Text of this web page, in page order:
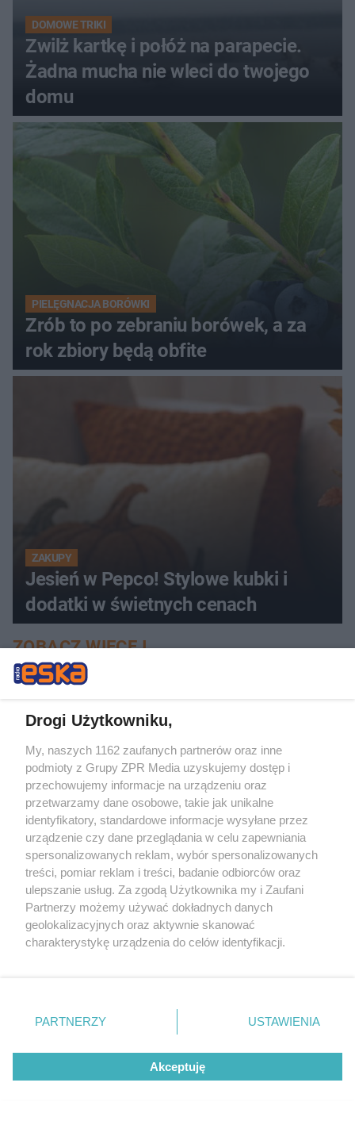
DOMOWE TRIKI
Zwilż kartkę i połóż na parapecie.
Żadna mucha nie wleci do twojego
domu
PIELĘGNACJA BORÓWKI
Zrób to po zebraniu borówek, a za
rok zbiory będą obfite
ZAKUPY
Jesień w Pepco! Stylowe kubki i
dodatki w świetnych cenach
ZOBACZ WIĘCEJ
Drogi Użytkowniku,
My, naszych 1162 zaufanych partnerów oraz inne
podmioty z Grupy ZPR Media uzyskujemy dostęp i
przechowujemy informacje na urządzeniu oraz
przetwarzamy dane osobowe, takie jak unikalne
identyfikatory, standardowe informacje wysyłane przez
urządzenie czy dane przeglądania w celu zapewniania
spersonalizowanych reklam, wybór spersonalizowanych
treści, pomiar reklam i treści, badanie odbiorców oraz
ulepszanie usług. Za zgodą Użytkownika my i Zaufani
Partnerzy możemy używać dokładnych danych
geolokalizacyjnych oraz aktywnie skanować
charakterystykę urządzenia do celów identyfikacji.
zmienić/wycofać klikając przycisk ustawień prywatności
znajdujący się w lewym dolnym rogu strony
rodzaje przetwarzania danych nie wymagają zgody
użytkownika, ale masz prawo sprzeciwić się takiemu
przetwarzaniu. Preferencje będą miały zastosowanie tylko
PARTNERZY USTAWIENIA
Akceptuję